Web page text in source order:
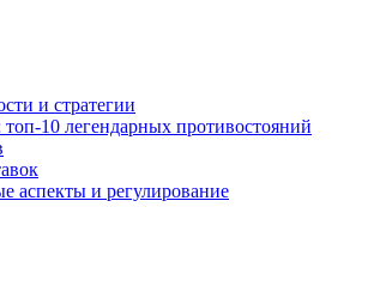
и стратегии
10 легендарных противостояний
аспекты и регулирование